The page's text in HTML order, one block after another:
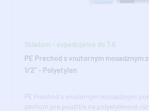
Skladom - expedujeme do 7.8.
PE Prechod s vnútorným mosadzným
1/2" - Polyetylen
PE Prechod s vnútorným mosadzným
závitom pre použitie na polyetylénové